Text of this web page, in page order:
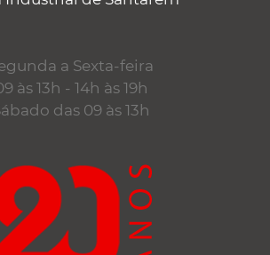
a Sexta-feira
às 13h - 14h às 19h
das 09 às 13h